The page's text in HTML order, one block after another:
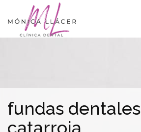
fundas dentales
catarroja